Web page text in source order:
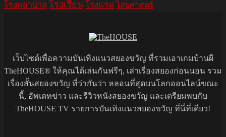
โรงพยาบาล โรงเรียน โรงแรม ไสยศาสตร์
เว็บไซต์เพื่อความบันเทิงแนวสยองขวัญ ที่รวมเอาเกมบ้านผี
TheHOUSE® ให้คุณได้เล่นกันฟรีๆ, เล่าเรื่องสยองก่อนนอน รวม
เรื่องสั้นสยองขวัญ ที่ว่ากันว่า หลอนที่สุดบนโลกออนไลน์ขณะ
นี้, อัพเดทข่าว และรีวิวหนังสยองขวัญ และเตรียมพบกับ
TheHOUSE TV รายการบันเทิงแนวสยองขวัญ ที่นี่ที่เดียว!